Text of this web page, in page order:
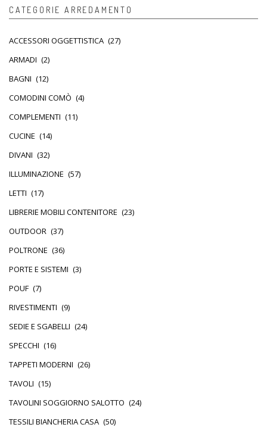
CATEGORIE ARREDAMENTO
ACCESSORI OGGETTISTICA (27)
ARMADI (2)
BAGNI (12)
COMODINI COMÒ (4)
COMPLEMENTI (11)
CUCINE (14)
DIVANI (32)
ILLUMINAZIONE (57)
LETTI (17)
LIBRERIE MOBILI CONTENITORE (23)
OUTDOOR (37)
POLTRONE (36)
PORTE E SISTEMI (3)
POUF (7)
RIVESTIMENTI (9)
SEDIE E SGABELLI (24)
SPECCHI (16)
TAPPETI MODERNI (26)
TAVOLI (15)
TAVOLINI SOGGIORNO SALOTTO (24)
TESSILI BIANCHERIA CASA (50)